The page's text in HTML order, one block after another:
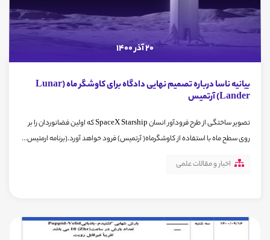
20 آذر 1400
بیانیه ناسا درباره تصمیم نهایی دادگاه برای کاوشگر ماه (Lunar
Lander) آرتمیس
تصویر ساختگی از طرح فرودآور انسان SpaceX Starship که اولین فضانوردان را بر
روی سطح ماه با استفاده از کاوشگرماه( آرتمیس) فرود خواهد آورد.(برنامه ارمتیس...
اخبار و مقالات علمی